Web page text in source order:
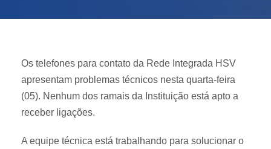
Os telefones para contato da Rede Integrada HSV
apresentam problemas técnicos nesta quarta-feira
(05). Nenhum dos ramais da Instituição está apto a
receber ligações.
A equipe técnica está trabalhando para solucionar o